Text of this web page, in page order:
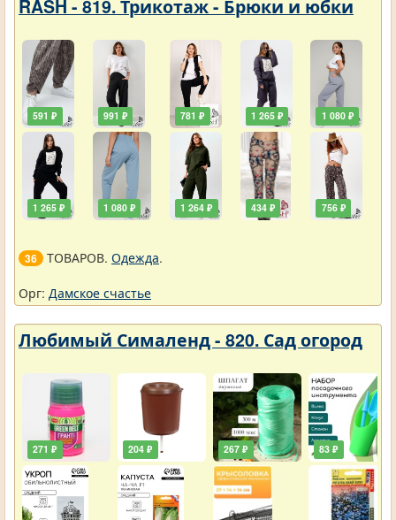
RASH - 819. Трикотаж - Брюки и юбки
591 ₽
1 265 ₽
991 ₽
1 080 ₽
781 ₽
1 264 ₽
1 265 ₽
434 ₽
1 080 ₽
756 ₽
36 ТОВАРОВ. Одежда.
Орг: Дамское счастье
Любимый Сималенд - 820. Сад огород
271 ₽ 204 ₽ 267 ₽ 83 ₽